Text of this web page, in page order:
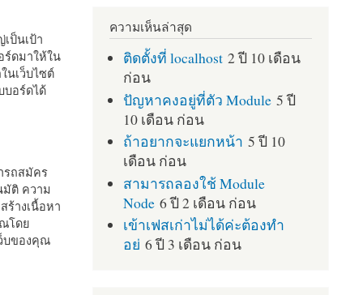
ป็นเป้า
ร์ดมาให้ใน
นเว็บไซต์
บอร์ดได้
รถสมัคร
มัติ ความ
ร้างเนื้อหา
ณโดย
บของคุณ
ความเห็นล่าสุด
ติดตั้งที่ localhost 2 ปี 10 เดือน
ก่อน
ปัญหาคงอยู่ที่ตัว Module 5 ปี
10 เดือน ก่อน
ถ้าอยากจะแยกหน้า 5 ปี 10
เดือน ก่อน
สามารถลองใช้ Module
Node 6 ปี 2 เดือน ก่อน
เข้าเฟสเก่าไม่ได้ค่ะต้องทำ
อย่ 6 ปี 3 เดือน ก่อน